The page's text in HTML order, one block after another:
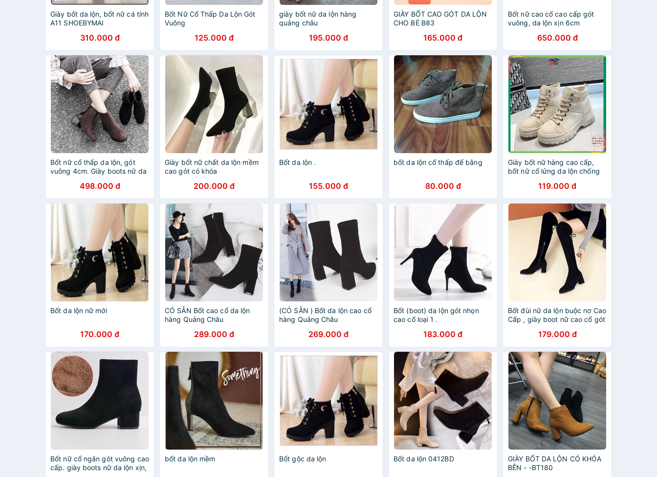
Giày bốt da lộn, bốt nữ cá tính
A11 SHOEBYMAI
310.000 đ
Bốt Nữ Cổ Thấp Da Lộn Gót
Vuông
125.000 đ
giày bốt nữ da lộn hàng
quảng châu
195.000 đ
GIÀY BỐT CAO GÓT DA LỘN
CHO BÉ B83
165.000 đ
Bốt nữ cao cổ cao cấp gót
vuông, da lộn xịn 6cm
650.000 đ
Bốt nữ cổ thấp da lộn, gót
vuông 4cm. Giày boots nữ da
bên trong.498.000 đ
Giày bốt nữ chất da lộn mềm
cao gót có khóa
200.000 đ
Bốt da lộn .
155.000 đ
bốt da lộn cổ thấp đế bằng
80.000 đ
Giày bốt nữ hàng cao cấp,
bốt nữ cổ lửng da lộn chống
119.000 đ
Bốt da lộn nữ mới
170.000 đ
CÓ SẴN Bốt cao cổ da lộn
hàng Quảng Châu
289.000 đ
(CÓ SẴN ) Bốt da lộn cao cổ
hàng Quảng Châu
269.000 đ
Bốt (boot) da lộn gót nhọn
cao cổ loại 1 .
183.000 đ
Bốt đùi nữ da lộn buộc nơ Cao
Cấp , giày boot nữ cao cổ gót
179.000 đ
Bốt nữ cổ ngắn gót vuông cao
cấp. giày boots nữ da lộn xịn,
bốt da lộn mềm Bốt gộc da lộn Bốt da lộn 0412BD
GIÀY BỐT DA LỘN CÓ KHÓA
BÊN - -BT180